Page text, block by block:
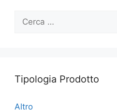
per:
Tipologia Prodotto
Altro